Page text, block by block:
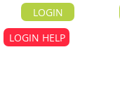
LOGIN
LOGIN HELP